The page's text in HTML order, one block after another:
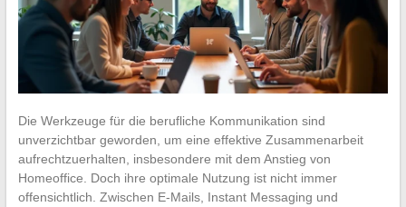
Die Werkzeuge für die berufliche Kommunikation sind
unverzichtbar geworden, um eine effektive Zusammenarbeit
aufrechtzuerhalten, insbesondere mit dem Anstieg von
Homeoffice. Doch ihre optimale Nutzung ist nicht immer
offensichtlich. Zwischen E-Mails, Instant Messaging und